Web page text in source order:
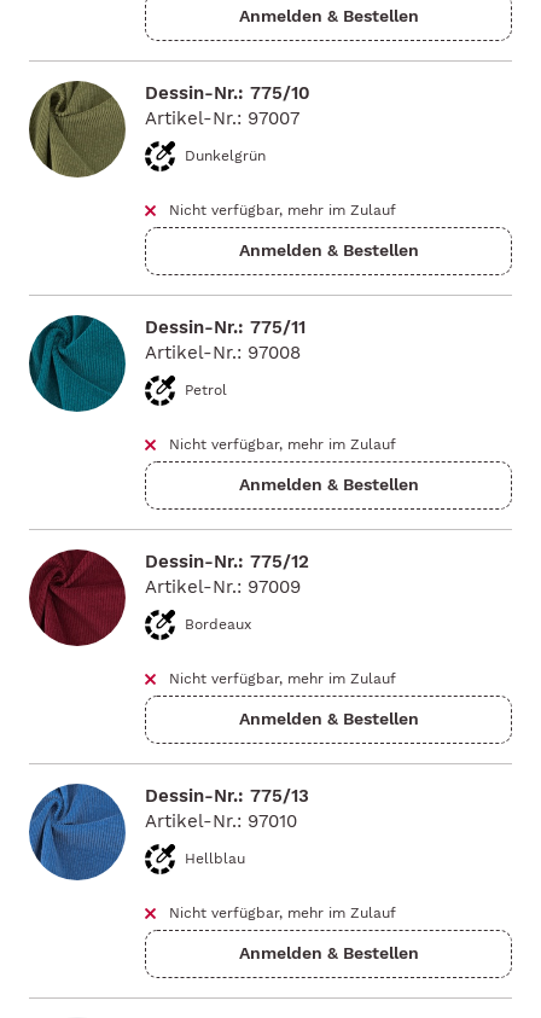
Dessin-Nr.: 775/10
Artikel-Nr.: 97007
Dunkelgrün
Nicht verfügbar, mehr im Zulauf
Dessin-Nr.: 775/11
Artikel-Nr.: 97008
Petrol
Nicht verfügbar, mehr im Zulauf
Dessin-Nr.: 775/12
Artikel-Nr.: 97009
Bordeaux
Nicht verfügbar, mehr im Zulauf
Dessin-Nr.: 775/13
Artikel-Nr.: 97010
Hellblau
Nicht verfügbar, mehr im Zulauf